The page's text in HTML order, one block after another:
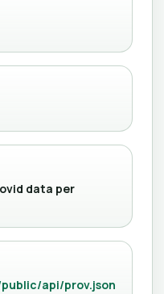
data per
api/prov.json